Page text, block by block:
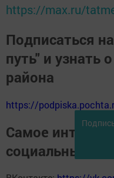
https://max.ru/
Подписаться
путь" и узнать
района
https://
Самое
социальных